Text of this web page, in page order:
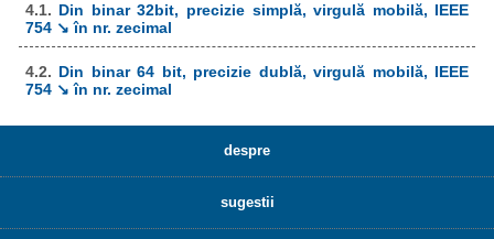
4.1. Din binar 32bit, precizie simplă, virgulă mobilă, IEEE
754 ↘ în nr. zecimal
4.2. Din binar 64 bit, precizie dublă, virgulă mobilă, IEEE
754 ↘ în nr. zecimal
despre
sugestii